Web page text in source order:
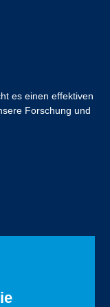
es einen effektiven
Forschung und